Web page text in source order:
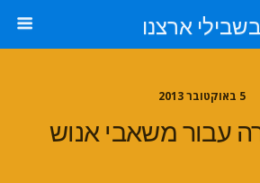
בשבילי ארצנו
5 באוקטובר 2013
עבור משאבי אנוש